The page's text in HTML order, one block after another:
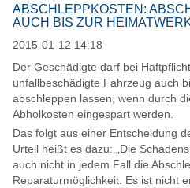
ABSCHLEPPKOSTEN:
AUCH BIS ZUR
2015-01-12 14:18
Der Geschädigte darf bei
unfallbeschädigte Fahrzeug auch
abschleppen lassen, wenn durch
Abholkosten eingespart werden.
Das folgt aus einer Entscheidung
Urteil heißt es dazu: „Die
auch nicht in jedem Fall die
Reparaturmöglichkeit. Es ist nicht